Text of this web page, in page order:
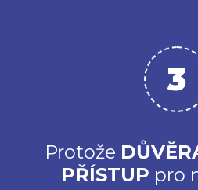
Protože
PŘÍSTUP pro